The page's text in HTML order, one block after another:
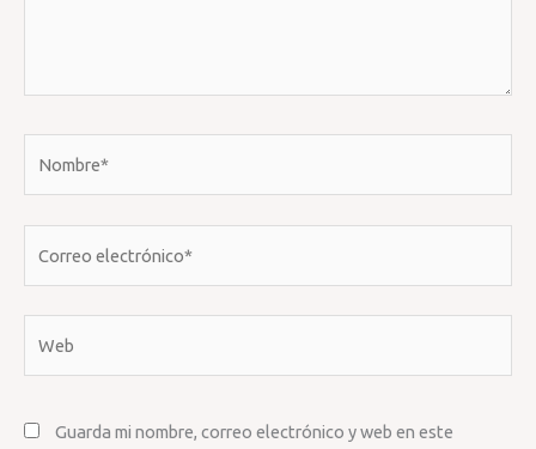
Guarda mi nombre, correo electrónico y web en este